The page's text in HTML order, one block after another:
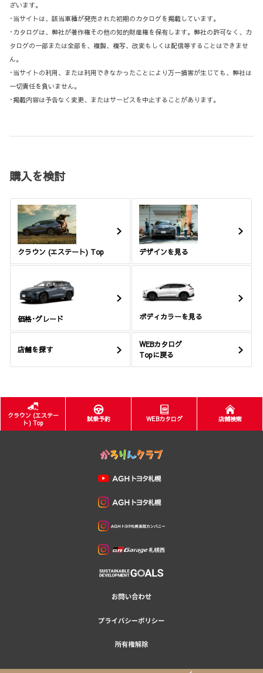
ざいます。
･当サイトは、該当車種が発売された初期のカタログを掲載しています。
･カタログは、弊社が著作権その他の知的財産権を保有します。弊社の許可なく、カ
タログの一部または全部を、複製、複写、改変もしくは配信等することはできませ
ん。
･当サイトの利用、または利用できなかったことにより万一損害が生じても、弊社は
一切責任を負いません。
･掲載内容は予告なく変更、またはサービスを中止することがあります。
購入を検討
クラウン (エステート) Top デザインを見る
価格･グレード ボディカラーを見る
店舗を探す
WEBカタログ
Topに戻る
クラウン (エステー
ト) Top
試乗予約 WEBカタログ 店舗検索